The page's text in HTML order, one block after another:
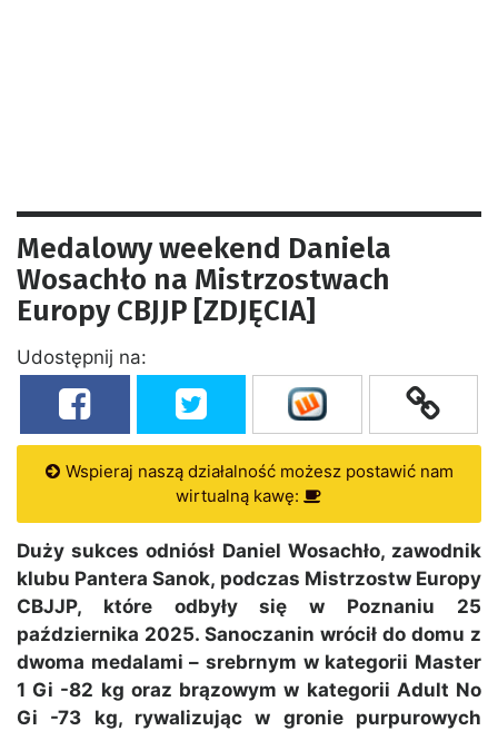
Medalowy weekend Daniela
Wosachło na Mistrzostwach
Europy CBJJP [ZDJĘCIA]
Udostępnij na:
Wspieraj naszą działalność możesz postawić nam
wirtualną kawę:
Duży sukces odniósł Daniel Wosachło, zawodnik
klubu Pantera Sanok, podczas Mistrzostw Europy
CBJJP, które odbyły się w Poznaniu 25
października 2025. Sanoczanin wrócił do domu z
dwoma medalami – srebrnym w kategorii Master
1 Gi -82 kg oraz brązowym w kategorii Adult No
Gi -73 kg, rywalizując w gronie purpurowych